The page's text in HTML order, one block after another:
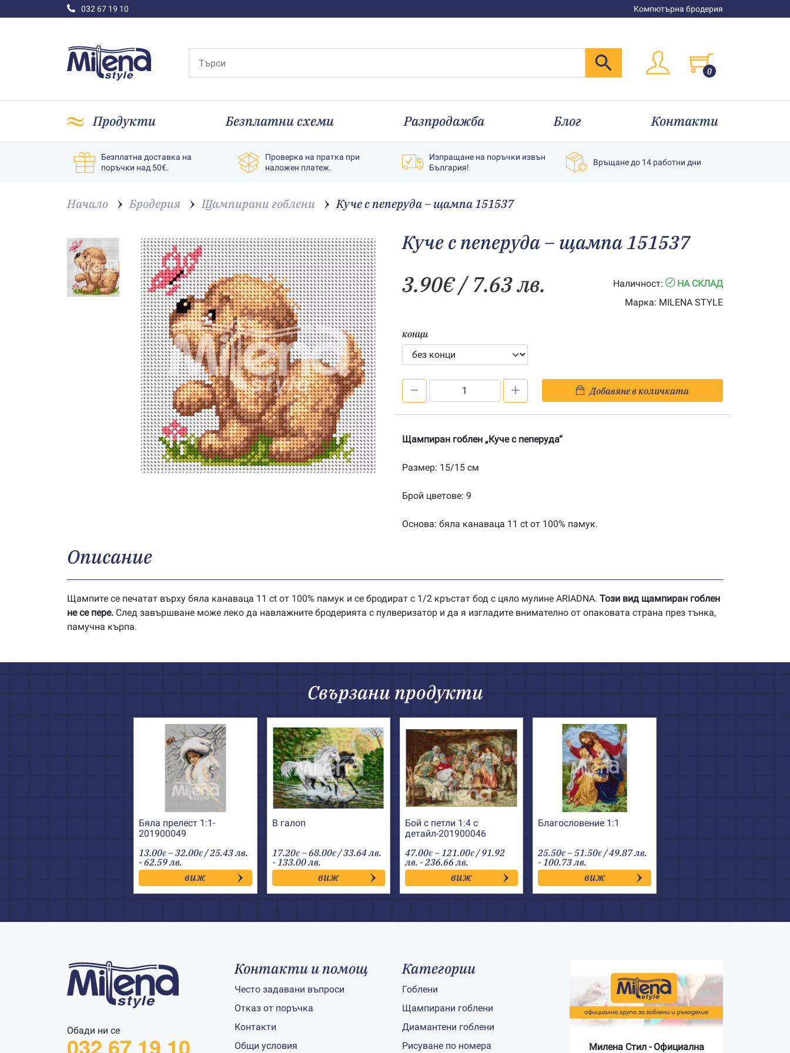
032 67 19 10 Компютърна бродерия
0
Продукти Безплатни схеми Разпродажба Блог Контакти
Безплатна доставка на
поръчки над 50€.
Проверка на пратка при
наложен платеж.
Изпращане на поръчки извън
България!
Връщане до 14 работни дни
Начало Бродерия Щампирани гоблени Куче с пеперуда – щампа 151537
Куче с пеперуда – щампа 151537
3.90€/ 7.63 лв. Наличност:
НА СКЛАД
Марка: MILENA STYLE
конци
с
–
151537
Добавяне в количката
Щампиран гоблен „Куче с пеперуда“
Размер: 15/15 см
Брой цветове: 9
Основа: бяла канаваца 11 ct от 100% памук.
Описание
Щампите се печатат върху бяла канаваца 11 ct от 100% памук и се бродират с 1/2 кръстат бод с цяло мулине ARIADNA. Този вид щампиран гоблен
не се пере. След завършване може леко да навлажните бродерията с пулверизатор и да я изгладите внимателно от опаковата страна през тънка,
памучна кърпа.
Свързани продукти
Бяла прелест 1:1-
201900049
13.00€ –32.00€Price
range:
13.00€
through
32.00€
/ 25.43 лв.
- 62.59 лв.
виж
В галоп
17.20€ –68.00€Price
range:
17.20€
through
68.00€
/ 33.64 лв.
- 133.00 лв.
виж
Бой с петли 1:4 с
детайл-201900046
47.00€ –121.00€Price
range:
47.00€
through
121.00€
/ 91.92
лв. - 236.66 лв.
виж
Благословение 1:1
25.50€ –51.50€Price
range:
25.50€
through
51.50€
/ 49.87 лв.
- 100.73 лв.
виж
Обади ни се
032 67 19 10
Контакти и помощ
Често задавани въпроси
Отказ от поръчка
Контакти
Общи условия
Категории
Гоблени
Щампирани гоблени
Диамантени гоблени
Рисуване по номера
Милена Стил - Официална